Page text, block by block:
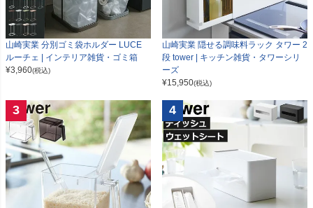
山崎実業 分別ゴミ袋ホルダー LUCE
ルーチェ | インテリア雑貨・ゴミ箱
¥3,960(税込)
山崎実業 隠せる調味料ラック タワー 2
段 tower | キッチン雑貨・タワーシリ
ーズ
¥15,950(税込)
3 4